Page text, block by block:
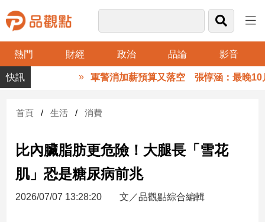
熱門 財經 政治 品論 影音
品
觀
財
台
財
新
軍警消加薪預算又落空 張惇涵：最晚10月
首頁 生活 消費
比內臟脂肪更危險！大腿長「雪花
肌」恐是糖尿病前兆
2026/07/07 13:28:20 文／品觀點綜合編輯